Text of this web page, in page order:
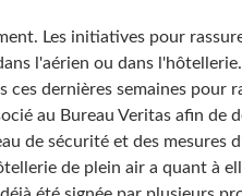
Les initiatives pour
l'aérien ou dans
ces dernières semaines pour
au Bureau Veritas afin de
de sécurité et des mesures
de plein air a quant à